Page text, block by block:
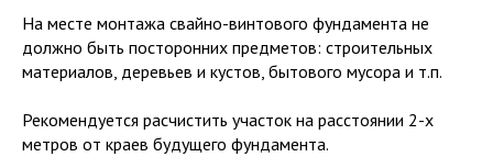
На месте монтажа свайно-винтового фундамента не
должно быть посторонних предметов: строительных
материалов, деревьев и кустов, бытового мусора и т.п.
Рекомендуется расчистить участок на расстоянии 2-х
метров от краев будущего фундамента.